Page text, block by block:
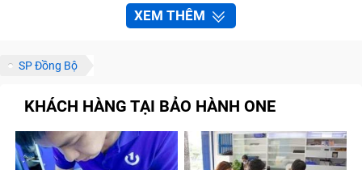
XEM THÊM
SP Đồng Bộ
KHÁCH HÀNG TẠI BẢO HÀNH ONE